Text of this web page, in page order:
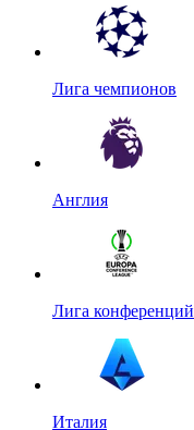
Лига чемпионов
Англия
Лига конференций
Италия